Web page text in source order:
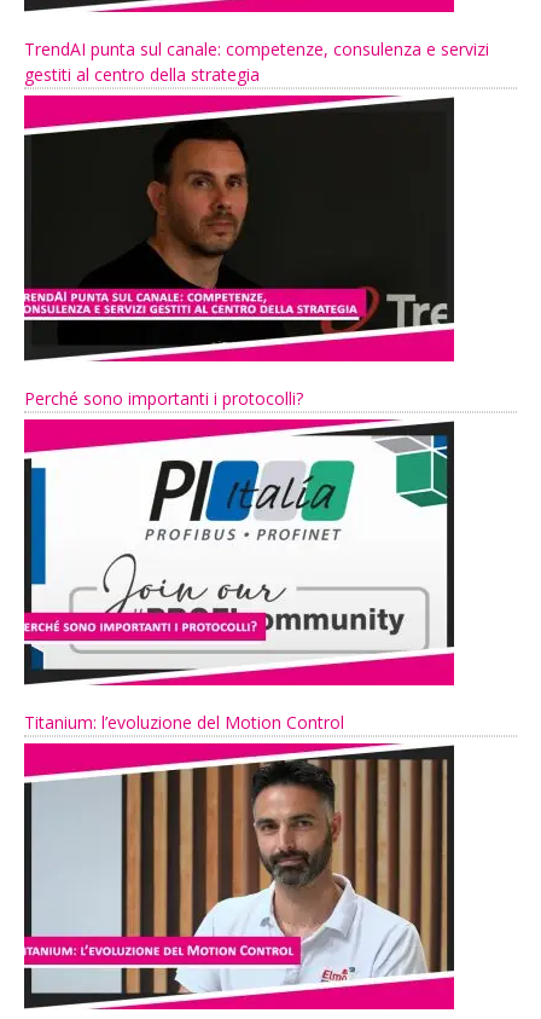
TrendAI punta sul canale: competenze, consulenza e servizi
gestiti al centro della strategia
Perché sono importanti i protocolli?
Titanium: l’evoluzione del Motion Control